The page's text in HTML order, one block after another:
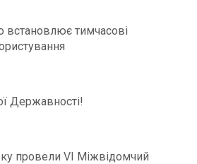
встановлює тимчасові
Державності!
провели VІ Міжвідомчий